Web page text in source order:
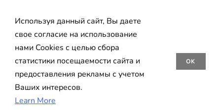
Используя данный сайт, Вы даете
свое согласие на использование
нами Cookies с целью сбора
статистики посещаемости сайта и
предоставления рекламы с учетом
Ваших интересов.
Learn More
OK